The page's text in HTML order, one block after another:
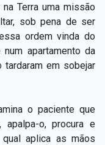
Terra uma missão
sob pena de ser
ordem vinda do
apartamento da
tardaram em sobejar
o paciente que
o, procura e
aplica as mãos